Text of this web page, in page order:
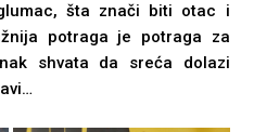
šta znači biti otac i
potraga je potraga za
shvata da sreća dolazi